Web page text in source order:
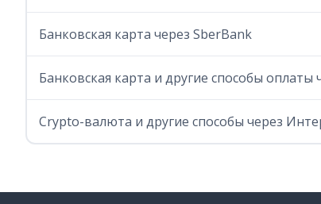
Банковская карта через SberBank
Банковская карта и другие способы оплаты
Crypto-валюта и другие способы через